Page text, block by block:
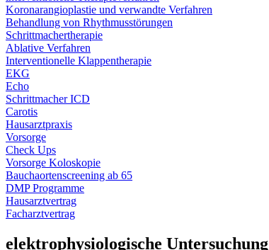
Koronarangioplastie und verwandte Verfahren
Behandlung von Rhythmusstörungen
Schrittmachertherapie
Ablative Verfahren
Interventionelle Klappentherapie
EKG
Echo
Schrittmacher ICD
Carotis
Hausarztpraxis
Vorsorge
Check Ups
Vorsorge Koloskopie
Bauchaortenscreening ab 65
DMP Programme
Hausarztvertrag
Facharztvertrag
elektrophysiologische Untersuchung